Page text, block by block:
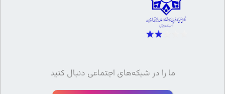
ما را در شبکه‌های اجتماعی دنبال کنید